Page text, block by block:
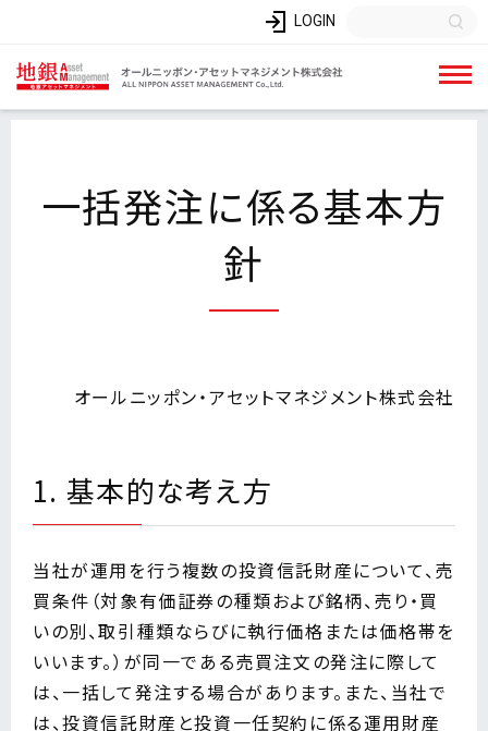
LOGIN
一括発注に係る基本方
針
オールニッポン・アセットマネジメント株式会社
1. 基本的な考え方
当社が運用を行う複数の投資信託財産について、売
買条件（対象有価証券の種類および銘柄、売り・買
いの別、取引種類ならびに執行価格または価格帯を
いいます。）が同一である売買注文の発注に際して
は、一括して発注する場合があります。また、当社で
は、投資信託財産と投資一任契約に係る運用財産